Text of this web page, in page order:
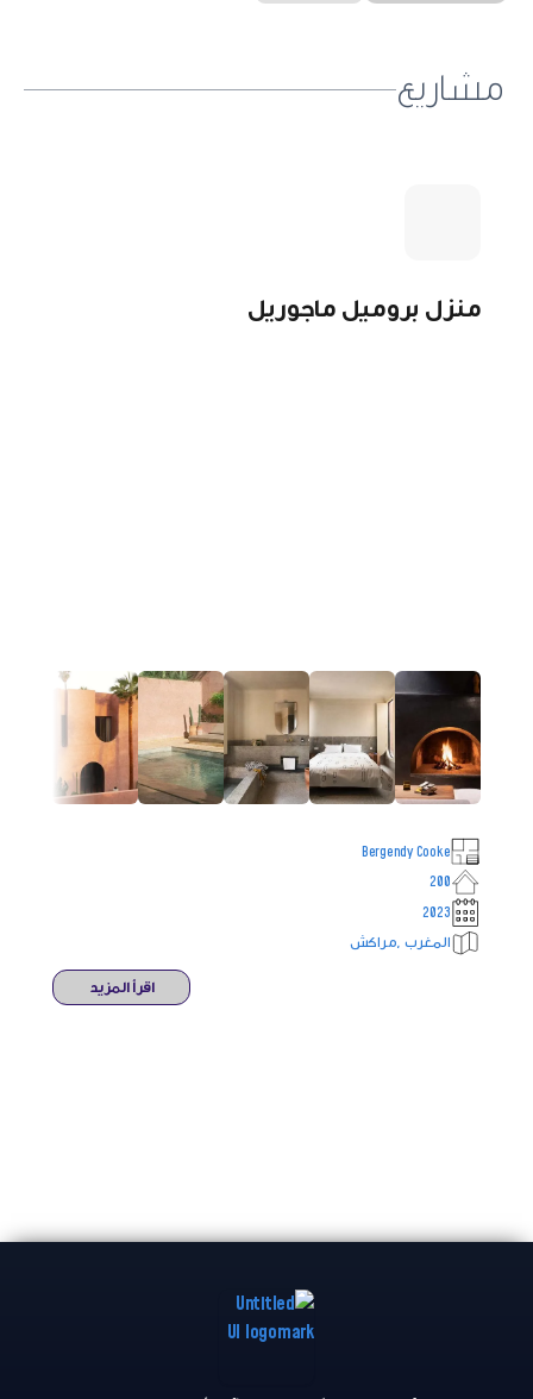
مشاريع
منزل بروميل ماجوريل
Bergendy Cooke
200
2023
المغرب ,مراكش
اقرأ المزيد